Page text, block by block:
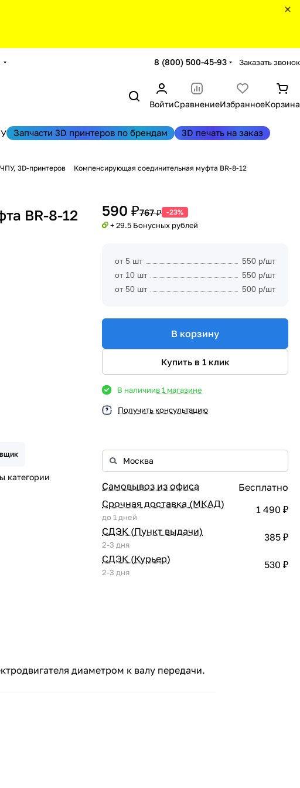
8 (800) 500-45-93 Заказать звонок
ВойтиСравнениеИзбранноеКорзина
Запчасти 3D принтеров по брендам 3D печать на заказ
3D-принтеров Компенсирующая соединительная муфта BR-8-12
BR-8-12
категории
590 ₽767 ₽ -23%
+ 29.5 Бонусных рублей
от 5 шт
550 р/шт
от 10 шт
550 р/шт
от 50 шт
500 р/шт
В корзину
Купить в 1 клик
В наличиив 1 магазине
Получить консультацию
Самовывоз из офиса
Бесплатно
Срочная доставка (МКАД)
до 1 дней
1 490 ₽
СДЭК (Пункт выдачи)
2-3 дня
385 ₽
СДЭК (Курьер)
2-3 дня
530 ₽
диаметром к валу передачи.